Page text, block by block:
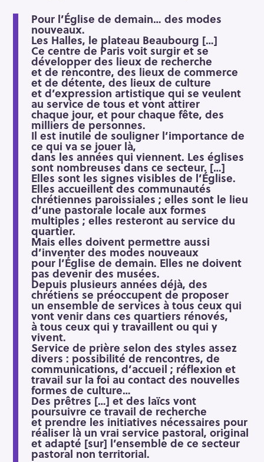
Pour l’Église de demain… des modes
nouveaux.
Les Halles, le plateau Beaubourg […]
Ce centre de Paris voit surgir et se
développer des lieux de recherche
et de rencontre, des lieux de commerce
et de détente, des lieux de culture
et d’expression artistique qui se veulent
au service de tous et vont attirer
chaque jour, et pour chaque fête, des
milliers de personnes.
Il est inutile de souligner l’importance de
ce qui va se jouer là,
dans les années qui viennent. Les églises
sont nombreuses dans ce secteur. […]
Elles sont les signes visibles de l’Église.
Elles accueillent des communautés
chrétiennes paroissiales ; elles sont le lieu
d’une pastorale locale aux formes
multiples ; elles resteront au service du
quartier.
Mais elles doivent permettre aussi
d’inventer des modes nouveaux
pour l’Église de demain. Elles ne doivent
pas devenir des musées.
Depuis plusieurs années déjà, des
chrétiens se préoccupent de proposer
un ensemble de services à tous ceux qui
vont venir dans ces quartiers rénovés,
à tous ceux qui y travaillent ou qui y
vivent.
Service de prière selon des styles assez
divers : possibilité de rencontres, de
communications, d’accueil ; réflexion et
travail sur la foi au contact des nouvelles
formes de culture…
Des prêtres […] et des laïcs vont
poursuivre ce travail de recherche
et prendre les initiatives nécessaires pour
réaliser là un vrai service pastoral, original
et adapté [sur] l’ensemble de ce secteur
pastoral non territorial.